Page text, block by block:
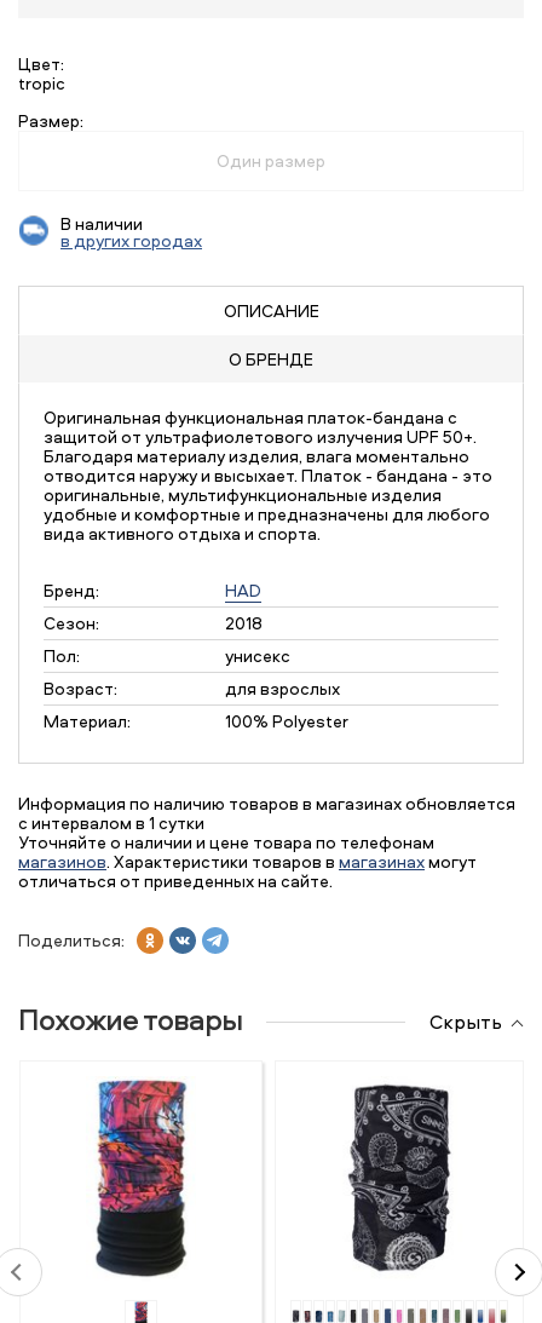
Цвет:
tropic
Размер:
Один размер
В наличии
в других городах
ОПИСАНИЕ
О БРЕНДЕ
Оригинальная функциональная платок-бандана с
защитой от ультрафиолетового излучения UPF 50+.
Благодаря материалу изделия, влага моментально
отводится наружу и высыхает. Платок - бандана - это
оригинальные, мультифункциональные изделия
удобные и комфортные и предназначены для любого
вида активного отдыха и спорта.
Бренд:
HAD
Сезон:
2018
Пол:
унисекс
Возраст:
для взрослых
Материал:
100% Polyester
Информация по наличию товаров в магазинах обновляется
с интервалом в 1 сутки
Уточняйте о наличии и цене товара по телефонам
магазинов. Характеристики товаров в магазинахмогут
отличаться от приведенных на сайте.
Поделиться:
Похожие товары Скрыть